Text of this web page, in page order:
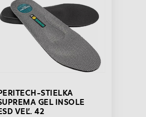
STIELKA
GEL INSOLE
VEĽ. 42